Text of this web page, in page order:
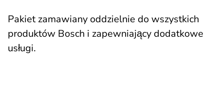
Pakiet zamawiany oddzielnie do wszystkich
produktów Bosch i zapewniający dodatkowe
usługi.